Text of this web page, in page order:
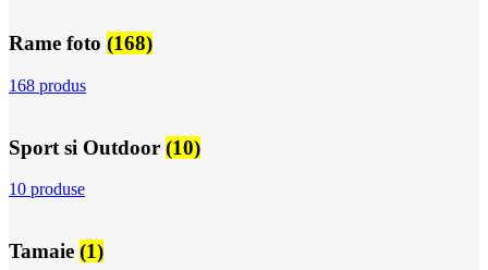
Rame foto (168)
168 produs
Sport si Outdoor (10)
10 produse
Tamaie (1)